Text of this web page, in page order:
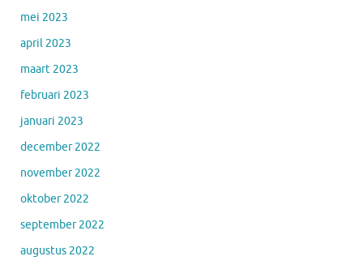
mei 2023
april 2023
maart 2023
februari 2023
januari 2023
december 2022
november 2022
oktober 2022
september 2022
augustus 2022